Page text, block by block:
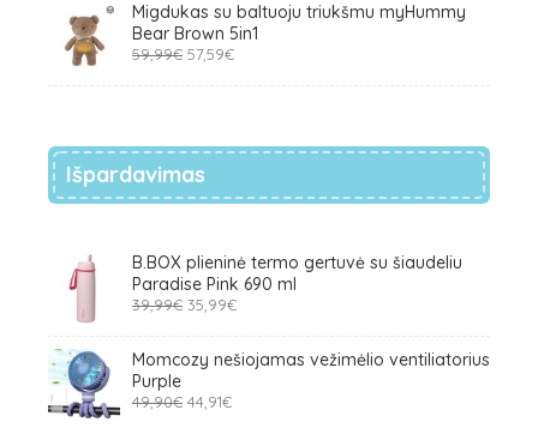
69,90€.62,91€.
Migdukas su baltuoju triukšmu myHummy
Bear Brown 5in1
59,99€ Original
57,59€Current
Išpardavimas
B.BOX plieninė termo gertuvė su šiaudeliu
Paradise Pink 690 ml
39,99€ Original
39,99€.
35,99€Current
35,99€.
Momcozy nešiojamas vežimėlio ventiliatorius
Purple
49,90€ Original
44,91€Current